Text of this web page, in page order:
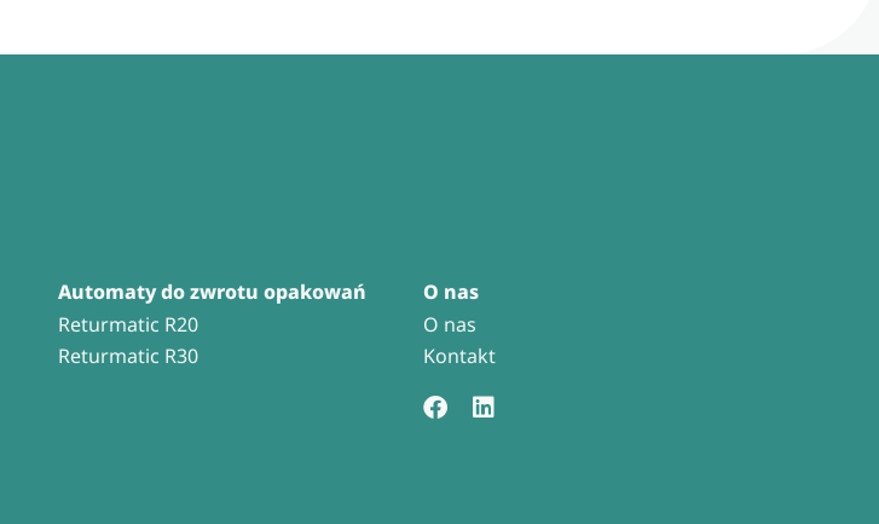
Automaty do zwrotu opakowań
Returmatic R20
Returmatic R30
O nas
O nas
Kontakt